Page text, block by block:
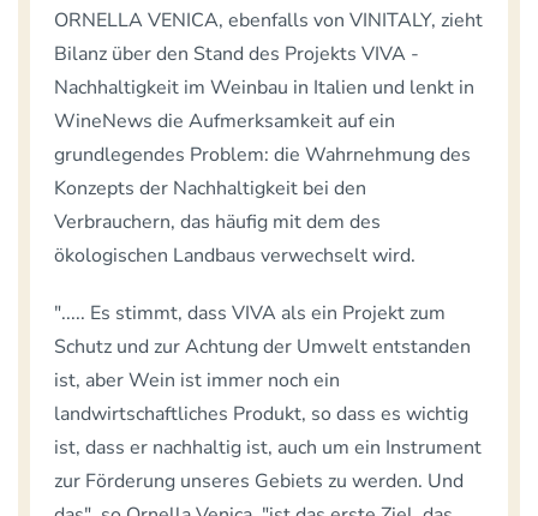
ORNELLA VENICA, ebenfalls von VINITALY, zieht
Bilanz über den Stand des Projekts VIVA -
Nachhaltigkeit im Weinbau in Italien und lenkt in
WineNews die Aufmerksamkeit auf ein
grundlegendes Problem: die Wahrnehmung des
Konzepts der Nachhaltigkeit bei den
Verbrauchern, das häufig mit dem des
ökologischen Landbaus verwechselt wird.
"..... Es stimmt, dass VIVA als ein Projekt zum
Schutz und zur Achtung der Umwelt entstanden
ist, aber Wein ist immer noch ein
landwirtschaftliches Produkt, so dass es wichtig
ist, dass er nachhaltig ist, auch um ein Instrument
zur Förderung unseres Gebiets zu werden. Und